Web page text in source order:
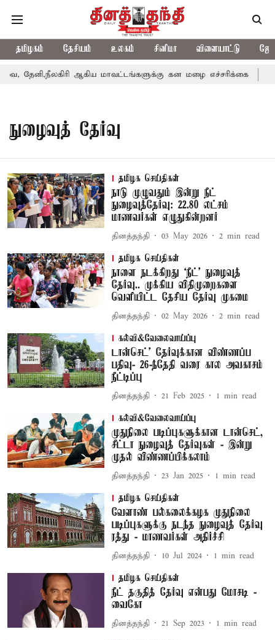
தமிழகம் தேசியம் உலகம் சினிமா விளையாட்டு
தேனி,நீலகிரி ஆகிய மாவட்டங்களுக்கு கன மழை எச்சரிக்கை
நுழைவுத் தேர்வு
தமிழக செய்திகள்
நாடு முழுவதும் இன்று நீட்
நுழைவுத்தேர்வு: 22.80 லட்சம்
மாணவர்கள் எழுதுகின்றனர்
தினத்தந்தி 03 May 2026 2 min read
தமிழக செய்திகள்
நாளை நடக்கிறது ‘நீட்’ நுழைவுத்
தேர்வு.. முக்கிய விதிமுறைகளை
வெளியிட்ட தேசிய தேர்வு முகமை
தினத்தந்தி 02 May 2026 2 min read
கல்வி&வேலைவாய்ப்பு
டான்செட்' தேர்வுக்கான விண்ணப்ப
பதிவு- 26-ந்தேதி வரை கால அவகாசம்
நீட்டிப்பு
தினத்தந்தி 21 Feb 2025 1 min read
கல்வி&வேலைவாய்ப்பு
முதுநிலை படிப்புகளுக்கான டான்செட்,
சீட்டா நுழைவுத் தேர்வுகள் - இன்று
முதல் விண்ணப்பிக்கலாம்
தினத்தந்தி 23 Jan 2025 1 min read
தமிழக செய்திகள்
வேளாண் பல்கலைக்கழக முதுநிலை
படிப்புகளுக்கு நடந்த நுழைவுத் தேர்வு
ரத்து - மாணவர்கள் அதிர்ச்சி
தினத்தந்தி 10 Jul 2024 1 min read
தமிழக செய்திகள்
நீட் தகுதித் தேர்வு என்பது மோசடி -
வைகோ
தினத்தந்தி 21 Sep 2023 1 min read